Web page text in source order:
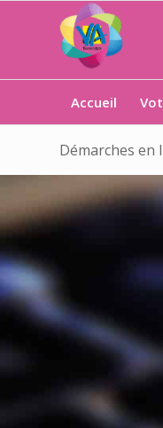
Accueil
Démarches en